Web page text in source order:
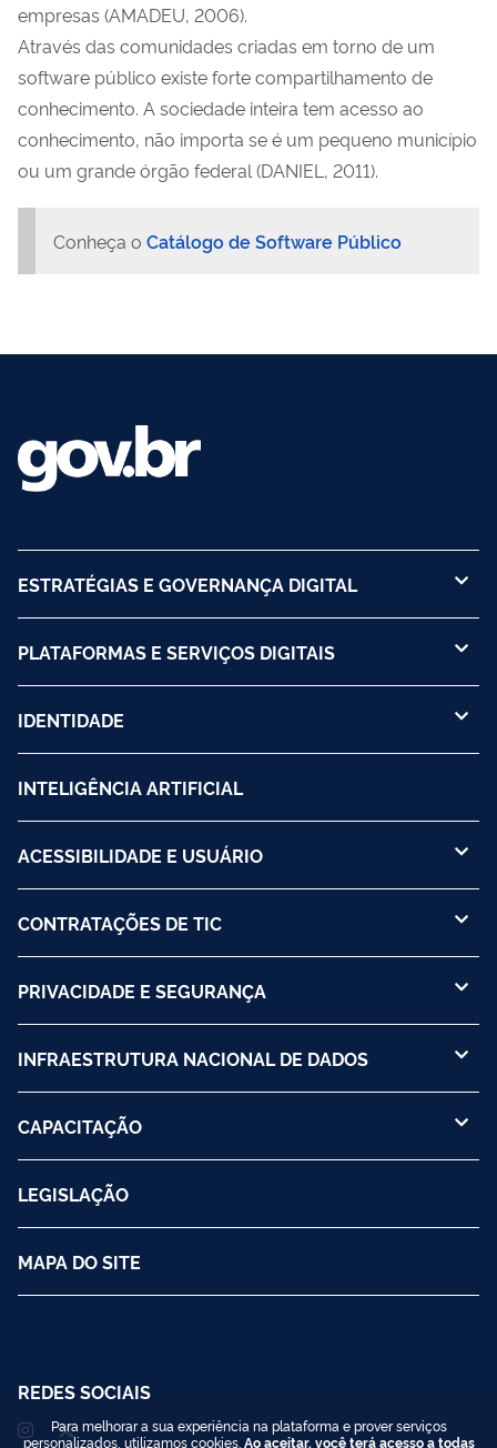
empresas (AMADEU, 2006).
Através das comunidades criadas em torno de um
software público existe forte compartilhamento de
conhecimento. A sociedade inteira tem acesso ao
conhecimento, não importa se é um pequeno município
ou um grande órgão federal (DANIEL, 2011).
Conheça o Catálogo de Software Público
ESTRATÉGIAS E GOVERNANÇA DIGITAL
PLATAFORMAS E SERVIÇOS DIGITAIS
IDENTIDADE
INTELIGÊNCIA ARTIFICIAL
ACESSIBILIDADE E USUÁRIO
CONTRATAÇÕES DE TIC
PRIVACIDADE E SEGURANÇA
INFRAESTRUTURA NACIONAL DE DADOS
CAPACITAÇÃO
LEGISLAÇÃO
MAPA DO SITE
REDES SOCIAIS
Para melhorar a sua experiência na plataforma e prover serviços
personalizados, utilizamos cookies. Ao aceitar, você terá acesso a todas